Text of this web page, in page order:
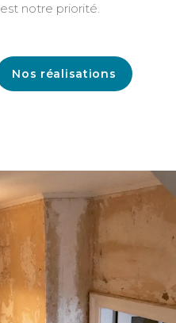
est notre priorité.
Nos réalisations